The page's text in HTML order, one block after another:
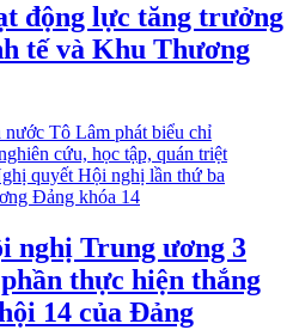
động lực tăng trưởng
tế và Khu Thương
nghị Trung ương 3
thực hiện thắng
14 của Đảng